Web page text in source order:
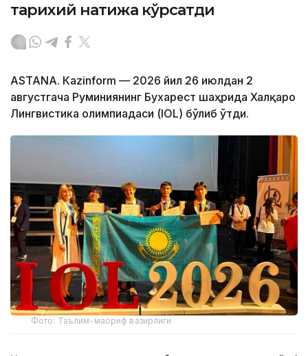
тарихий натижа кўрсатди
ASTANА. Кazinform — 2026 йил 26 июлдан 2
августгача Руминиянинг Бухарест шаҳрида Халқаро
Лингвистика олимпиадаси (IOL) бўлиб ўтди.
Фото: Таълим-маориф вазирлиги